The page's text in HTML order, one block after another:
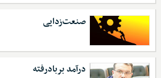
صنعت‌زدایی
درآمد بربادرفته